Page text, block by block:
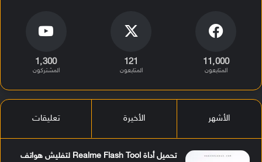
11٬000
المتابعون
121
المتابعون
1٬300
المشتركون
الأشهر الأخيرة تعليقات
تحميل أداة Realme Flash Tool لتفليش هواتف